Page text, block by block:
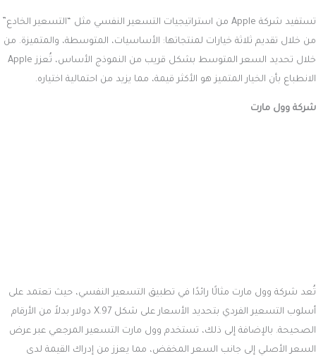
تستفيد شركة Apple من استراتيجيات التسعير النفسي مثل “التسعير الخادع”
من خلال تقديم ثلاثة خيارات لمنتجاتها: الأساسيات، المتوسطة، والمتميزة. من
خلال تحديد السعر المتوسط بشكل قريب من النموذج الأساس، تُعزز Apple
الانطباع بأن الخيار المتميز هو الأكثر قيمة، مما يزيد من احتمالية اختياره.
شركة وول مارت
تُعد شركة وول مارت مثالًا رائدًا في تطبيق التسعير النفسي، حيث تعتمد على
أسلوب التسعير الفردي بتحديد الأسعار على شكل X.97 دولار بدلاً من الأرقام
الصحيحة. بالإضافة إلى ذلك، تستخدم وول مارت التسعير المرجعي عبر عرض
السعر الأصلي إلى جانب السعر المخفض، مما يعزز من إدراك القيمة لدى